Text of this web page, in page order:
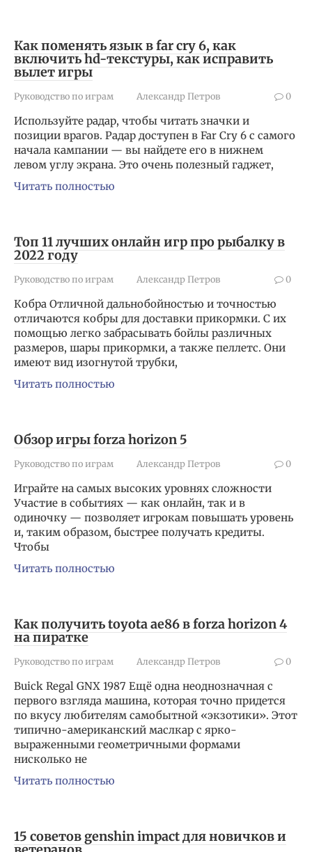
Как поменять язык в far cry 6, как
включить hd-текстуры, как исправить
вылет игры
Руководство по играм Александр Петров 0
Используйте радар, чтобы читать значки и
позиции врагов. Радар доступен в Far Cry 6 с самого
начала кампании — вы найдете его в нижнем
левом углу экрана. Это очень полезный гаджет,
Читать полностью
Топ 11 лучших онлайн игр про рыбалку в
2022 году
Руководство по играм Александр Петров 0
Кобра Отличной дальнобойностью и точностью
отличаются кобры для доставки прикормки. С их
помощью легко забрасывать бойлы различных
размеров, шары прикормки, а также пеллетс. Они
имеют вид изогнутой трубки,
Читать полностью
Обзор игры forza horizon 5
Руководство по играм Александр Петров 0
Играйте на самых высоких уровнях сложности
Участие в событиях — как онлайн, так и в
одиночку — позволяет игрокам повышать уровень
и, таким образом, быстрее получать кредиты.
Чтобы
Читать полностью
Как получить toyota ae86 в forza horizon 4
на пиратке
Руководство по играм Александр Петров 0
Buick Regal GNX 1987 Ещё одна неоднозначная с
первого взгляда машина, которая точно придется
по вкусу любителям самобытной «экзотики». Этот
типично-американский маслкар с ярко-
выраженными геометричными формами
нисколько не
Читать полностью
15 советов genshin impact для новичков и